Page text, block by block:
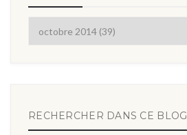
RECHERCHER DANS CE BLOG